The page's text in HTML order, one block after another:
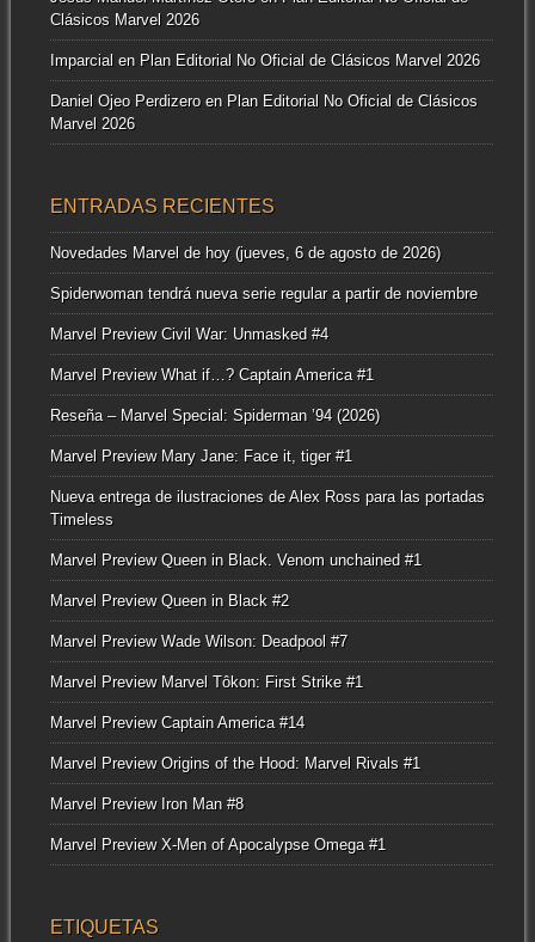
Clásicos Marvel 2026
Imparcialen Plan Editorial No Oficial de Clásicos Marvel 2026
Daniel Ojeo Perdizeroen Plan Editorial No Oficial de Clásicos
Marvel 2026
ENTRADAS RECIENTES
Novedades Marvel de hoy (jueves, 6 de agosto de 2026)
Spiderwoman tendrá nueva serie regular a partir de noviembre
Marvel Preview Civil War: Unmasked #4
Marvel Preview What if…? Captain America #1
Reseña – Marvel Special: Spiderman ’94 (2026)
Marvel Preview Mary Jane: Face it, tiger #1
Nueva entrega de ilustraciones de Alex Ross para las portadas
Timeless
Marvel Preview Queen in Black. Venom unchained #1
Marvel Preview Queen in Black #2
Marvel Preview Wade Wilson: Deadpool #7
Marvel Preview Marvel Tôkon: First Strike #1
Marvel Preview Captain America #14
Marvel Preview Origins of the Hood: Marvel Rivals #1
Marvel Preview Iron Man #8
Marvel Preview X-Men of Apocalypse Omega #1
ETIQUETAS